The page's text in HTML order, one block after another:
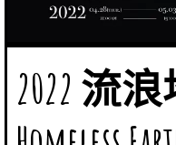
2022 流